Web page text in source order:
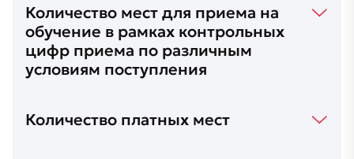
Количество мест для приема на
обучение в рамках контрольных
цифр приема по различным
условиям поступления
Количество платных мест